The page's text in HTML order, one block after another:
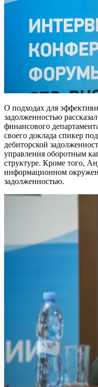
О подходах для
задолженностью рассказал
финансового
своего доклада спикер
дебиторской
управления оборотным
структуре. Кроме того,
информационном
задолженностью.